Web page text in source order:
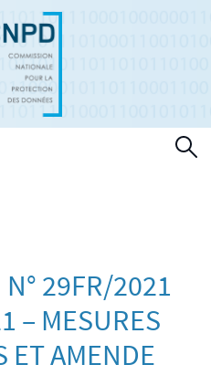
29FR/2021
– MESURES
ET AMENDE